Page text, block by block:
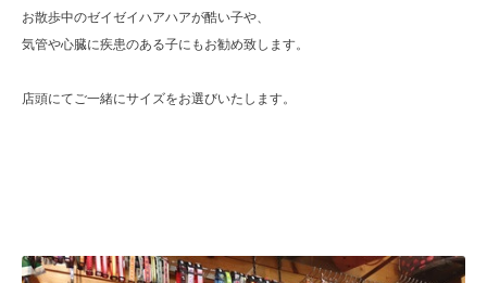
お散歩中のゼイゼイハアハアが酷い子や、
気管や心臓に疾患のある子にもお勧め致します。
店頭にてご一緒にサイズをお選びいたします。